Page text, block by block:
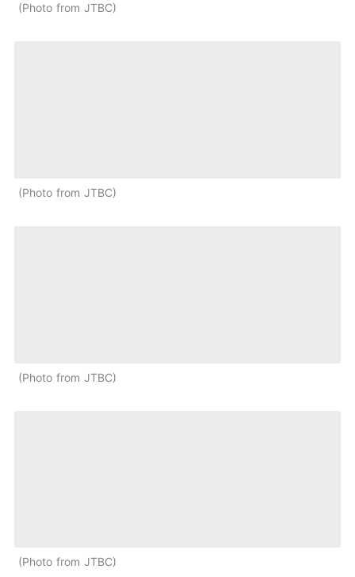
Photo from JTBC
Photo from JTBC
Photo from JTBC
Photo from JTBC